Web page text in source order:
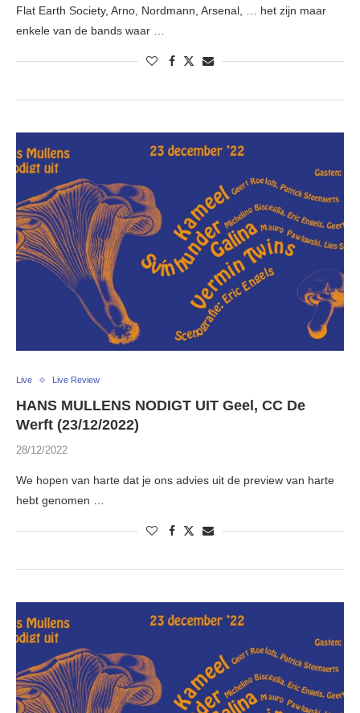
Flat Earth Society, Arno, Nordmann, Arsenal, … het zijn maar
enkele van de bands waar …
Live Live Review
HANS MULLENS NODIGT UIT Geel, CC De
Werft (23/12/2022)
28/12/2022
We hopen van harte dat je ons advies uit de preview van harte
hebt genomen …